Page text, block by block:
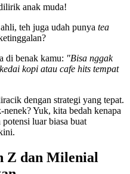
anak muda!
teh juga udah punya tea
di benak kamu: "Bisa nggak
kopi atau cafe hits tempat
dengan strategi yang tepat.
Yuk, kita bedah kenapa
luar biasa buat
Z dan Milenial